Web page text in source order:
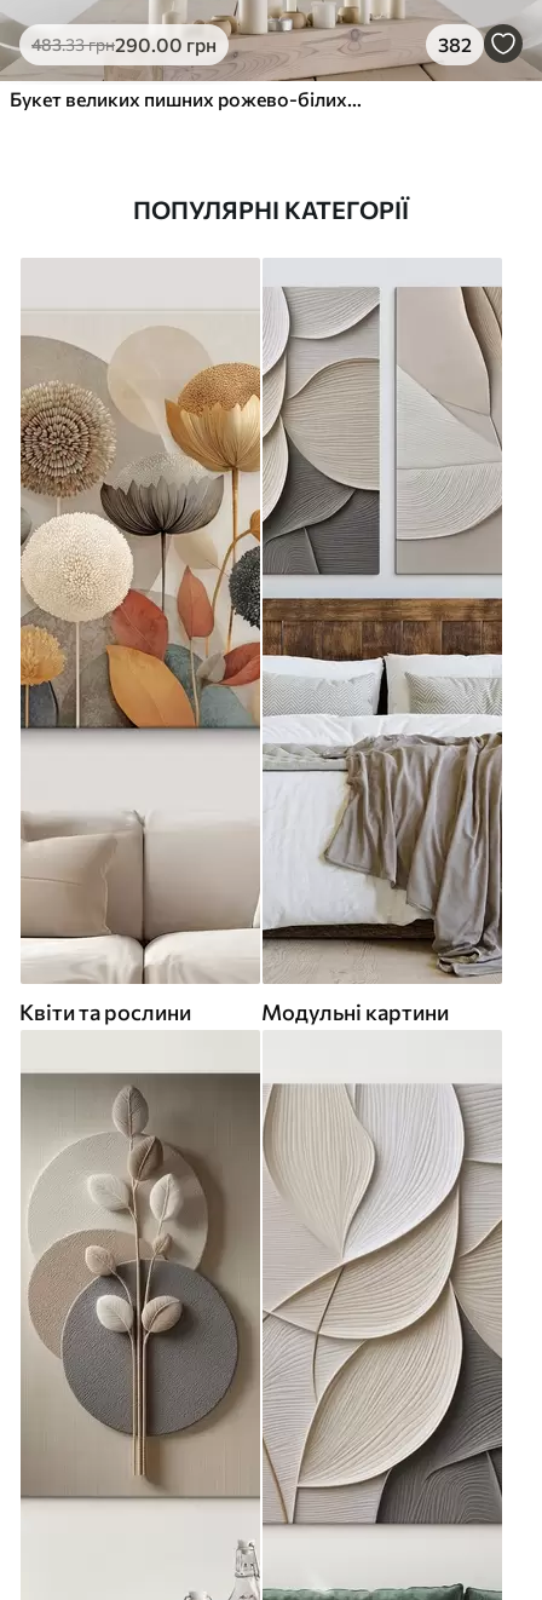
483.33грн290.00 грн 382
Букет великих пишних рожево-білих квітів півонії із зеленим листям на м’якому розмитому фоні
ПОПУЛЯРНІ КАТЕГОРІЇ
Квіти та рослини Модульні картини